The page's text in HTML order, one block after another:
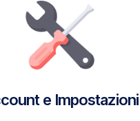
e Impostazioni